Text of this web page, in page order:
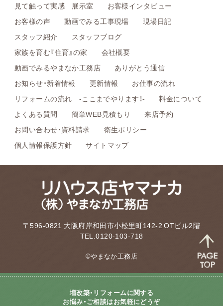
見て触って実感 展示室
お客様インタビュー
お客様の声
動画でみる工事現場
現場日記
スタッフ紹介
スタッフブログ
家族を育む『住育』の家
会社概要
動画でみるやまなか工務店
ありがとう通信
お知らせ・新着情報
更新情報
お仕事の流れ
リフォームの流れ -ここまでやります！-
料金について
よくある質問
簡単WEB見積もり
来店予約
お問い合わせ・資料請求
衛生ポリシー
個人情報保護方針
サイトマップ
〒596-0821 大阪府岸和田市小松里町142-2 OTビル2階
TEL.0120-103-718
©やまなか工務店
増改築・リフォームに関する
お悩み・ご相談はお気軽にどうぞ